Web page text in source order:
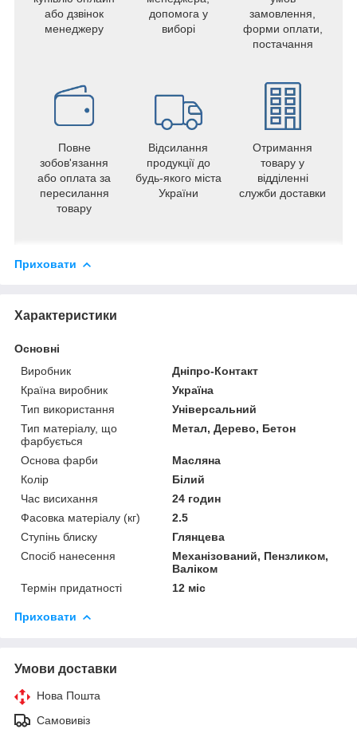
або дзвінок
менеджеру
допомога у
виборі
замовлення,
форми оплати,
постачання
Повне
зобов'язання
або оплата за
пересилання
товару
Відсилання
продукції до
будь-якого міста
України
Отримання
товару у
відділенні
служби доставки
Приховати
Характеристики
Основні
Виробник
Дніпро-Контакт
Країна виробник
Україна
Тип використання
Універсальний
Тип матеріалу, що
фарбується
Метал, Дерево, Бетон
Основа фарби
Масляна
Колір
Білий
Час висихання
24 годин
Фасовка матеріалу (кг)
2.5
Ступінь блиску
Глянцева
Спосіб нанесення
Механізований, Пензликом,
Валіком
Термін придатності
12 міс
Приховати
Умови доставки
Нова Пошта
Самовивіз